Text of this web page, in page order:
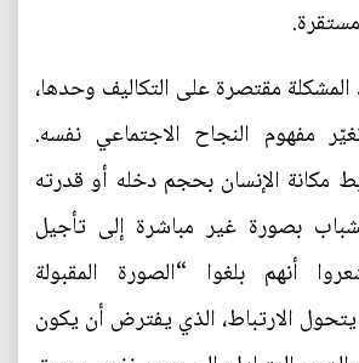
مستقرة.
مقتصرة على التكاليف وحدها،
مفهوم النجاح الاجتماعي نفسه.
مكانة الإنسان بحجم دخله أو قدرته
بصورة غير مباشرة إلى تأجيل
أنهم بلغوا “الصورة المقبولة
الارتباط، الذي يفترض أن يكون